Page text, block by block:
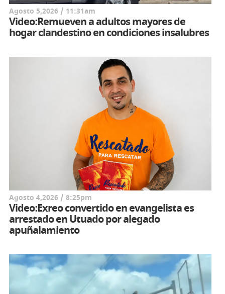
Agosto 5,2026 / 11:31am
Video:Remueven a adultos mayores de
hogar clandestino en condiciones insalubres
Agosto 4,2026 / 8:25pm
Video:Exreo convertido en evangelista es
arrestado en Utuado por alegado
apuñalamiento